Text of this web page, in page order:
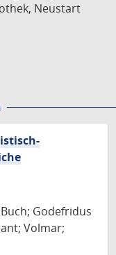
Neustart
Godefridus
Volmar;